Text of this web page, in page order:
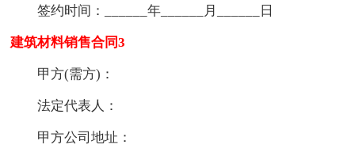
签约时间：______年______月______日
建筑材料销售合同3
甲方(需方)：
法定代表人：
甲方公司地址：